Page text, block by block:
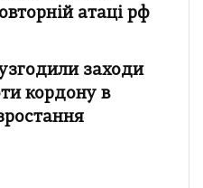
атаці рф
заходи
кордону в